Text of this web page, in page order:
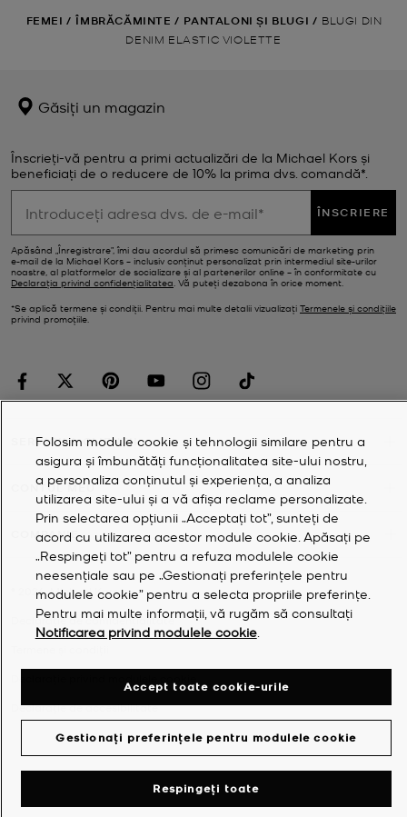
FEMEI / ÎMBRĂCĂMINTE / PANTALONI ȘI BLUGI / BLUGI DIN
DENIM ELASTIC VIOLETTE
Găsiți un magazin
Înscrieți-vă pentru a primi actualizări de la Michael Kors și
beneficiați de o reducere de 10% la prima dvs. comandă*.
ÎNSCRIERE
Apăsând „Înregistrare”, îmi dau acordul să primesc comunicări de marketing prin
e‑mail de la Michael Kors – inclusiv conținut personalizat prin intermediul site-urilor
noastre, al platformelor de socializare și al partenerilor online – în conformitate cu
Declarația privind confidențialitatea. Vă puteți dezabona în orice moment.
*Se aplică termene și condiții. Pentru mai multe detalii vizualizați Termenele și condițiile
privind promoțiile.
SERVICIUL CLIENȚII
CONTUL MEU
COMPANIE
2026Michael Kors
Declarație de confidențialitate
Declarație de accesibilitate
Folosim module cookie și tehnologii similare pentru a
asigura și îmbunătăți funcționalitatea site-ului nostru,
a personaliza conținutul și experiența, a analiza
utilizarea site-ului și a vă afișa reclame personalizate.
Prin selectarea opțiunii „Acceptați tot”, sunteți de
acord cu utilizarea acestor module cookie. Apăsați pe
„Respingeți tot” pentru a refuza modulele cookie
neesențiale sau pe „Gestionați preferințele pentru
modulele cookie” pentru a selecta propriile preferințe.
Pentru mai multe informații, vă rugăm să consultați
Notificarea privind modulele cookie.
Gestionați preferințele pentru modulele cookie
Respingeți toate
Accept toate cookie-urile